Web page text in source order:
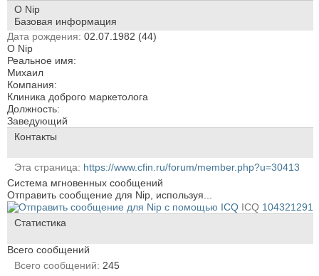
О Nip
Базовая информация
Дата рождения 02.07.1982 (44)
О Nip
Реальное имя:
Михаил
Компания:
Клиника доброго маркетолога
Должность:
Заведующий
Контакты
Эта страница
https://www.cfin.ru/forum/member.php?u=30413
Система мгновенных сообщений
Отправить сообщение для Nip, используя...
ICQ 104321291
Статистика
Всего сообщений
Всего сообщений
245